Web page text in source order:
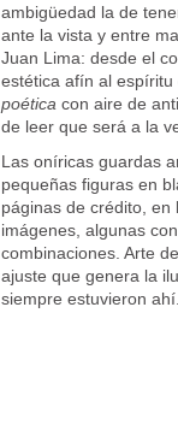
ambigüedad la de
ante la vista y entre
Juan Lima: desde el
estética afín al
poética con aire de
de leer que será a la
Las oníricas guardas
pequeñas figuras en
páginas de crédito,
imágenes, algunas
combinaciones. Arte
ajuste que genera la
siempre estuvieron ahí.